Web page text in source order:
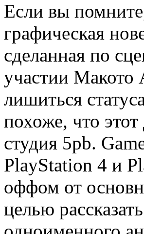
Если вы
графическая
сделанная по
участии Макото
лишиться
похоже, что
студия 5pb.
PlayStation 4 и
оффом от
целью